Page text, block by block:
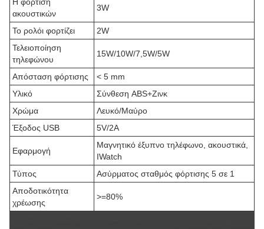
ακουστικών
3W
Το ρολόι φορτίζει
2W
Τελειοποίηση
τηλεφώνου
15W/10W/7,5W/5W
Απόσταση φόρτισης
< 5 mm
Υλικό
Σύνθεση ABS+Ζινκ
Χρώμα
Λευκό/Μαύρο
Έξοδος USB
5V/2A
Εφαρμογή
Μαγνητικό έξυπνο τηλέφωνο, ακουστικά,
IWatch
Τύπος
Ασύρματος σταθμός φόρτισης 5 σε 1
Αποδοτικότητα
χρέωσης
>=80%